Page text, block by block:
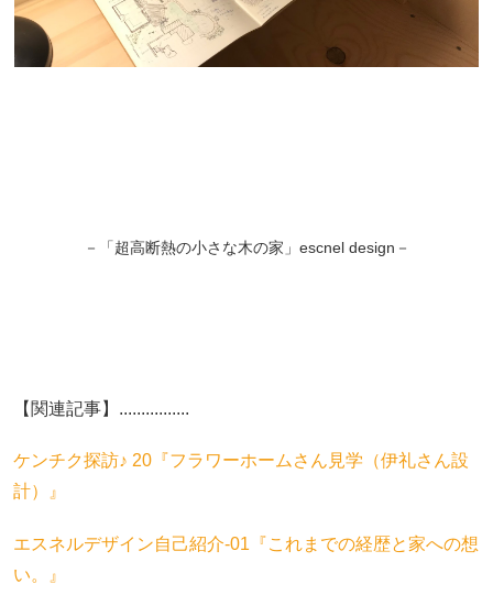
－「超高断熱の小さな木の家」escnel design－
【関連記事】................
ケンチク探訪♪ 20『フラワーホームさん見学（伊礼さん設
計）』
エスネルデザイン自己紹介-01『これまでの経歴と家への想
い。』